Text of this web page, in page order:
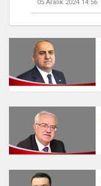
05 Aralık 2024 14:56